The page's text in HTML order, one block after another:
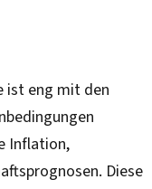
ist eng mit den
Inflation,
Diese